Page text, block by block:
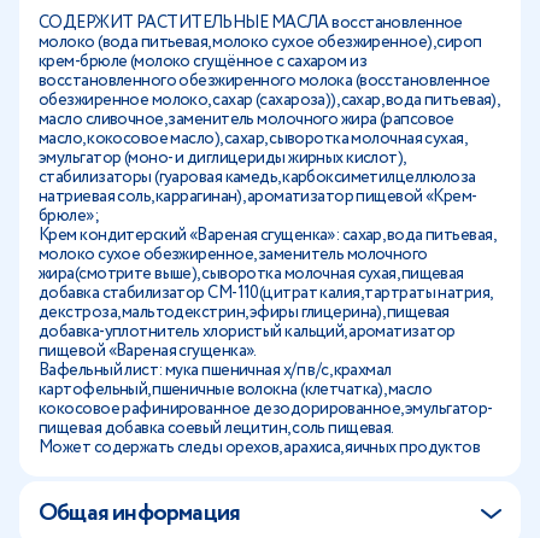
СОДЕРЖИТ РАСТИТЕЛЬНЫЕ МАСЛА восстановленное
молоко (вода питьевая, молоко сухое обезжиренное), сироп
крем-брюле (молоко сгущённое с сахаром из
восстановленного обезжиренного молока (восстановленное
обезжиренное молоко, сахар (сахароза)), сахар, вода питьевая),
масло сливочное, заменитель молочного жира (рапсовое
масло, кокосовое масло), сахар, сыворотка молочная сухая,
эмульгатор (моно- и диглицериды жирных кислот),
стабилизаторы (гуаровая камедь, карбоксиметилцеллюлоза
натриевая соль, каррагинан), ароматизатор пищевой «Крем-
брюле»;
Крем кондитерский «Вареная сгущенка»: сахар, вода питьевая,
молоко сухое обезжиренное, заменитель молочного
жира(смотрите выше), сыворотка молочная сухая, пищевая
добавка стабилизатор СМ-110(цитрат калия, тартраты натрия,
декстроза, мальтодекстрин, эфиры глицерина), пищевая
добавка-уплотнитель хлористый кальций, ароматизатор
пищевой «Вареная сгущенка».
Вафельный лист: мука пшеничная х/п в/с, крахмал
картофельный, пшеничные волокна (клетчатка), масло
кокосовое рафинированное дезодорированное, эмульгатор-
пищевая добавка соевый лецитин, соль пищевая.
Может содержать следы орехов, арахиса, яичных продуктов
Общая информация